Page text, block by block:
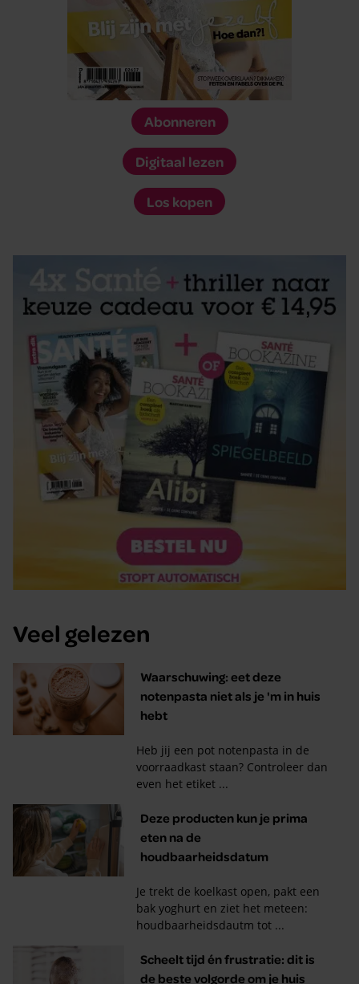
Abonneren
Digitaal lezen
Los kopen